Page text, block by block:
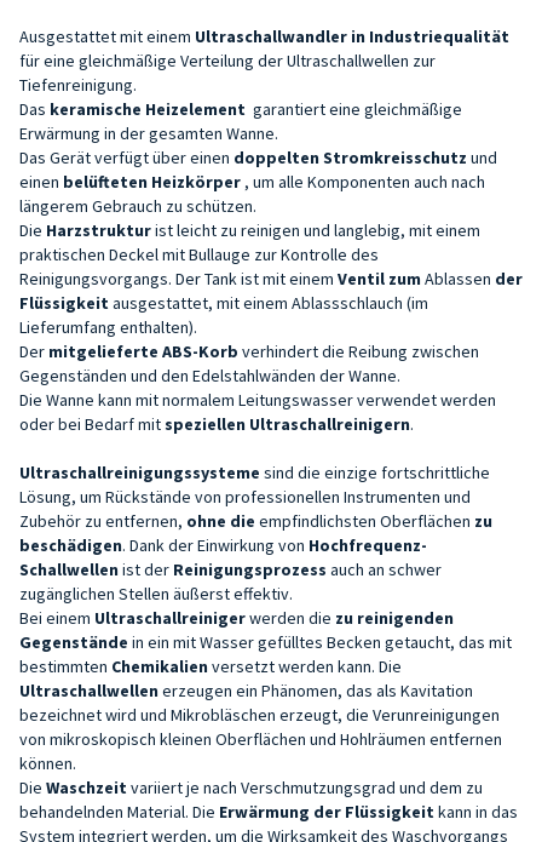
Ausgestattet mit einem Ultraschallwandler in Industriequalität
für eine gleichmäßige Verteilung der Ultraschallwellen zur
Tiefenreinigung.
Das keramische Heizelement garantiert eine gleichmäßige
Erwärmung in der gesamten Wanne.
Das Gerät verfügt über einen doppelten Stromkreisschutz und
einen belüfteten Heizkörper , um alle Komponenten auch nach
längerem Gebrauch zu schützen.
Die Harzstrukturist leicht zu reinigen und langlebig, mit einem
praktischen Deckel mit Bullauge zur Kontrolle des
Reinigungsvorgangs. Der Tank ist mit einem Ventil zum Ablassen der
Flüssigkeit ausgestattet, mit einem Ablassschlauch (im
Lieferumfang enthalten).
Der mitgelieferte ABS-Korb verhindert die Reibung zwischen
Gegenständen und den Edelstahlwänden der Wanne.
Die Wanne kann mit normalem Leitungswasser verwendet werden
oder bei Bedarf mitspeziellen Ultraschallreinigern.
Ultraschallreinigungssysteme sind die einzige fortschrittliche
Lösung, um Rückstände von professionellen Instrumenten und
Zubehör zu entfernen, ohne die empfindlichsten Oberflächen zu
beschädigen. Dank der Einwirkung von Hochfrequenz-
Schallwellen ist der Reinigungsprozess auch an schwer
zugänglichen Stellen äußerst effektiv.
Bei einem Ultraschallreinigerwerden die zu reinigenden
Gegenstände in ein mit Wasser gefülltes Becken getaucht, das mit
bestimmten Chemikalien versetzt werden kann. Die
Ultraschallwellen erzeugen ein Phänomen, das als Kavitation
bezeichnet wird und Mikrobläschen erzeugt, die Verunreinigungen
von mikroskopisch kleinen Oberflächen und Hohlräumen entfernen
können.
Die Waschzeit variiert je nach Verschmutzungsgrad und dem zu
behandelnden Material. Die Erwärmung der Flüssigkeit kann in das
System integriert werden, um die Wirksamkeit des Waschvorgangs